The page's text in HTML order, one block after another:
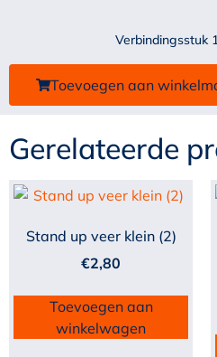
Verbindingsstuk
Toevoegen aan
Gerelateerde
Stand up veer klein (2)
€2,80
Toevoegen aan
winkelwagen